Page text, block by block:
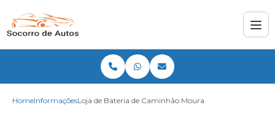
HomeInformaçõesLoja de Bateria de Caminhão Moura